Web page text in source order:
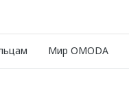
Мир OMODA